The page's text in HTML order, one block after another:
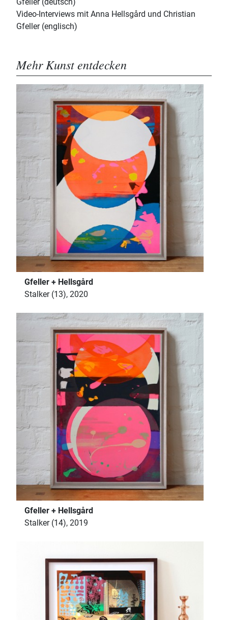
Video-Interviews mit Anna Hellsgård und Christian
Gfeller (englisch)
Mehr Kunst entdecken
Gfeller + Hellsgård
Stalker (13), 2020
Gfeller + Hellsgård
Stalker (14), 2019